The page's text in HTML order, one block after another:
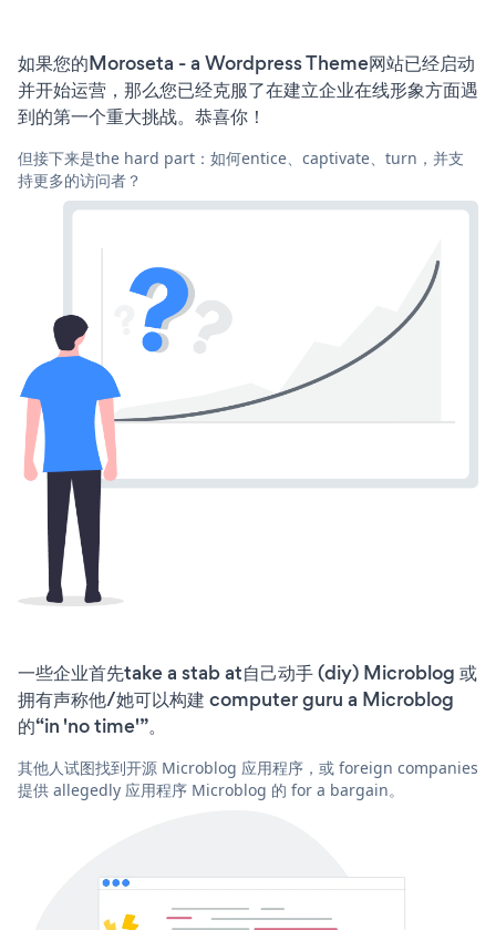
如果您的Moroseta - a Wordpress Theme网站已经启动
并开始运营，那么您已经克服了在建立企业在线形象方面遇
到的第一个重大挑战。恭喜你！
但接下来是the hard part：如何entice、captivate、turn，并支
持更多的访问者？
一些企业首先take a stab at自己动手 (diy) Microblog 或
拥有声称他/她可以构建 computer guru a Microblog
的“in 'no time'”。
其他人试图找到开源 Microblog 应用程序，或 foreign companies
提供 allegedly 应用程序 Microblog 的 for a bargain。